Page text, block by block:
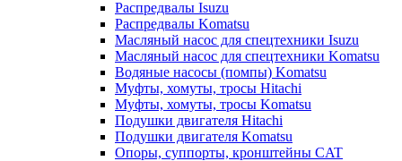
Распредвалы Isuzu
Распредвалы Komatsu
Масляный насос для спецтехники Isuzu
Масляный насос для спецтехники Komatsu
Водяные насосы (помпы) Komatsu
Муфты, хомуты, тросы Hitachi
Муфты, хомуты, тросы Komatsu
Подушки двигателя Hitachi
Подушки двигателя Komatsu
Опоры, суппорты, кронштейны CAT